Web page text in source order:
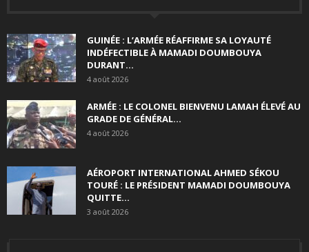
GUINÉE : L’ARMÉE RÉAFFIRME SA LOYAUTÉ
INDÉFECTIBLE À MAMADI DOUMBOUYA
DURANT...
4 août 2026
ARMÉE : LE COLONEL BIENVENU LAMAH ÉLEVÉ AU
GRADE DE GÉNÉRAL...
4 août 2026
AÉROPORT INTERNATIONAL AHMED SÉKOU
TOURÉ : LE PRÉSIDENT MAMADI DOUMBOUYA
QUITTE...
3 août 2026